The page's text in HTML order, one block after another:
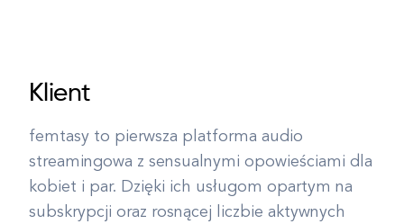
Klient
femtasy to pierwsza platforma audio
streamingowa z sensualnymi opowieściami dla
kobiet i par. Dzięki ich usługom opartym na
subskrypcji oraz rosnącej liczbie aktywnych